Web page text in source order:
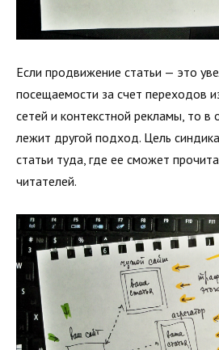
Если продвижение статьи — это
посещаемости за счет переходов
сетей и контекстной рекламы, то в
лежит другой подход. Цель
статьи туда, где ее сможет
читателей.